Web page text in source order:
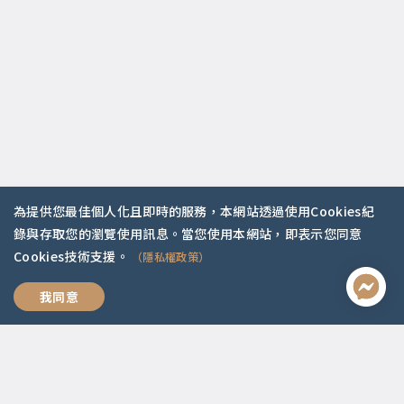
我想跟你好好說
聯絡資訊
02-2292-2086
service@koob.com.tw
為提供您最佳個人化且即時的服務，本網站透過使用Cookies紀
錄與存取您的瀏覽使用訊息。當您使用本網站，即表示您同意
Cookies技術支援。
（隱私權政策）
我同意